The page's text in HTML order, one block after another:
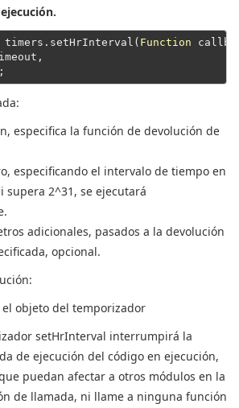
timers.setHrInterval( Function
especifica la función de devolución de
especificando el intervalo de tiempo en
supera 2^31, se ejecutará
adicionales, pasados ​​a la devolución
opcional.
el objeto del temporizador
setHrInterval interrumpirá la
de ejecución del código en ejecución,
puedan afectar a otros módulos en la
de llamada, ni llame a ninguna función